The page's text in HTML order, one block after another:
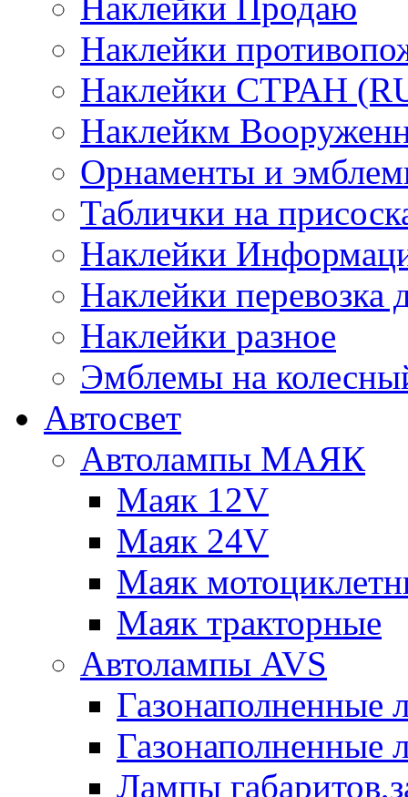
Наклейки
Наклейки СТРАН
Наклейкм
Орнаменты и
Таблички на
Наклейки
Наклейки перевозка
Наклейки разное
Эмблемы на
Автосвет
Автолампы МАЯК
Маяк 12V
Маяк 24V
Маяк
Маяк тракторные
Автолампы AVS
Газонаполненные
Газонаполненные
Лампы